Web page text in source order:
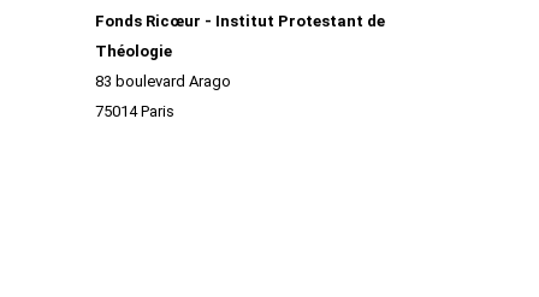
Fonds Ricœur - Institut Protestant de
Théologie
83 boulevard Arago
75014 Paris